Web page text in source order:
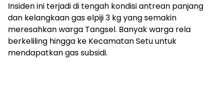
Insiden ini terjadi di tengah kondisi antrean panjang
dan kelangkaan gas elpiji 3 kg yang semakin
meresahkan warga Tangsel. Banyak warga rela
berkeliling hingga ke Kecamatan Setu untuk
mendapatkan gas subsidi.